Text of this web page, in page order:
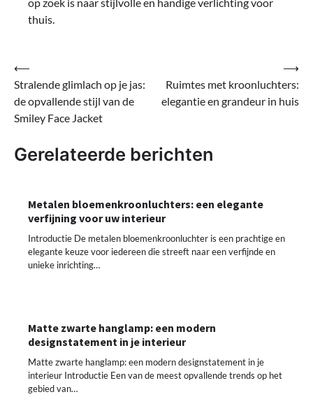
thuis.
Bericht
navigatie
⟵
Stralende glimlach op je jas:
de opvallende stijl van de
Smiley Face Jacket
Ruimtes met kroonluchters:
elegantie en grandeur in huis
⟶
Gerelateerde berichten
Metalen bloemenkroonluchters: een elegante
verfijning voor uw interieur
Introductie De metalen bloemenkroonluchter is een prachtige en
elegante keuze voor iedereen die streeft naar een verfijnde en
unieke inrichting…
Matte zwarte hanglamp: een modern
designstatement in je interieur
Matte zwarte hanglamp: een modern designstatement in je
interieur Introductie Een van de meest opvallende trends op het
gebied van…